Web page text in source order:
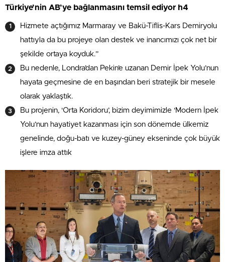
Türkiye’nin AB’ye bağlanmasını temsil ediyor h4
Hizmete açtığımız Marmaray ve Bakü-Tiflis-Kars Demiryolu
hattıyla da bu projeye olan destek ve inancımızı çok net bir
şekilde ortaya koyduk.”
Bu nedenle, Londra’dan Pekin’e uzanan Demir İpek Yolu’nun
hayata geçmesine de en başından beri stratejik bir mesele
olarak yaklaştık.
Bu projenin, ‘Orta Koridoru’, bizim deyimimizle ‘Modern İpek
Yolu’nun hayatiyet kazanması için son dönemde ülkemiz
genelinde, doğu-batı ve kuzey-güney ekseninde çok büyük
işlere imza attık